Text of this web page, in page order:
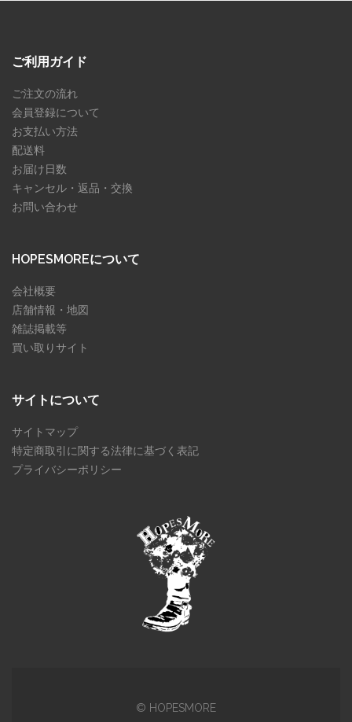
ご利用ガイド
ご注文の流れ
会員登録について
お支払い方法
配送料
お届け日数
キャンセル・返品・交換
お問い合わせ
HOPESMOREについて
会社概要
店舗情報・地図
雑誌掲載等
買い取りサイト
サイトについて
サイトマップ
特定商取引に関する法律に基づく表記
プライバシーポリシー
© HOPESMORE